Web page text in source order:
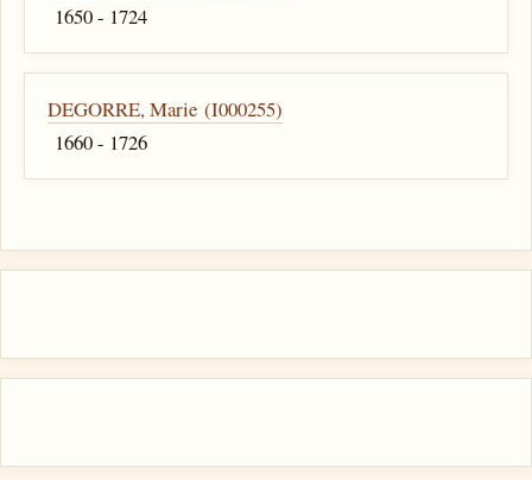
1650 - 1724
DEGORRE, Marie (I000255)
1660 - 1726